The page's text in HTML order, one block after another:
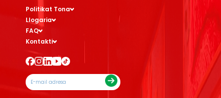
Politikat Tona
Llogaria
FAQ
Kontakti